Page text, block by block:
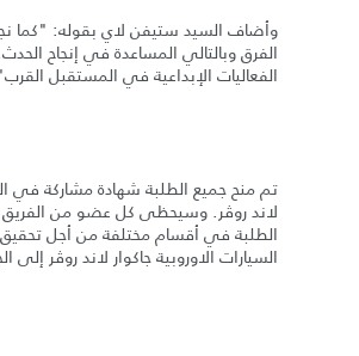
وأضاف السيد ستيفن لاي بقوله: "كما
الفرق وبالتالي المساعدة في إنجاح
الفعاليات الإبداعية في المستقبل
تم منح جميع الطلبة شهادة مشاركة في
لاند روڤر. وسيحظى كل عضو من
الطلبة في أقسام مختلفة من أجل
السيارات الاوروبية جاكوار لاند روڤر إلى